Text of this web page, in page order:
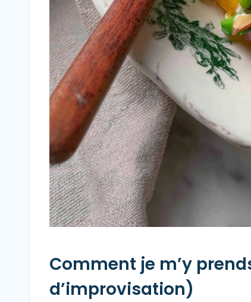
Comment je m’y
d’improvisation)